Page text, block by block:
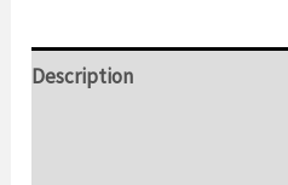
de
décorations
Description